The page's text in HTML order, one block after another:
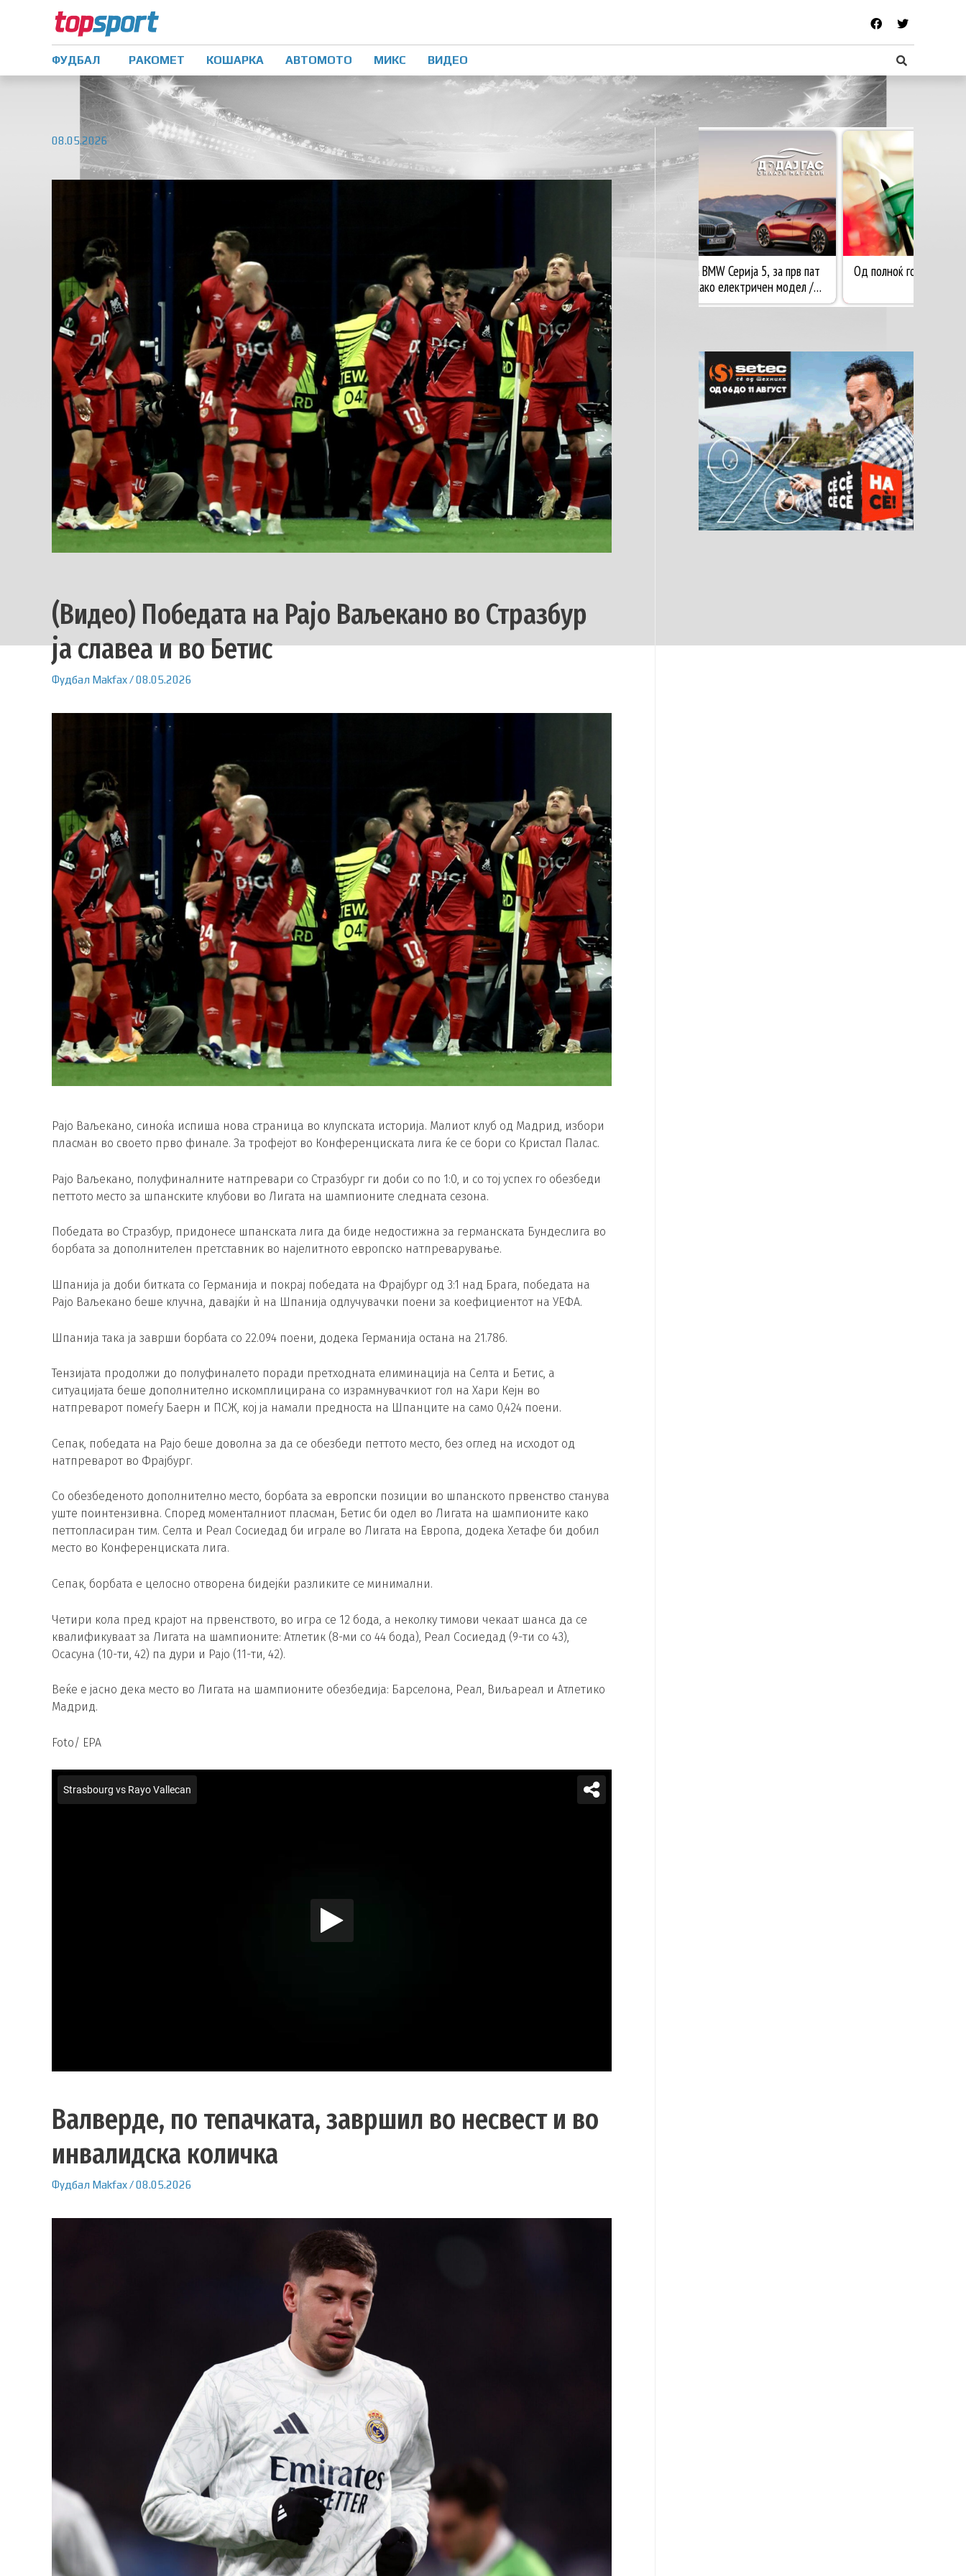
ФУДБАЛ РАКОМЕТ КОШАРКА АВТОМОТО МИКС ВИДЕО
08.05.2026
(Видео) Победата на Рајо Ваљекано во Стразбур
ја славеа и во Бетис
Фудбал Makfax/08.05.2026
Рајо Ваљекано, синоќа испиша нова страница во клупската историја. Малиот клуб од Мадрид, избори
пласман во своето прво финале. За трофејот во Конференциската лига ќе се бори со Кристал Палас.
Рајо Ваљекано, полуфиналните натпревари со Стразбург ги доби со по 1:0, и со тој успех го обезбеди
петтото место за шпанските клубови во Лигата на шампионите следната сезона.
Победата во Стразбур, придонесе шпанската лига да биде недостижна за германската Бундеслига во
борбата за дополнителен претставник во најелитното европско натпреварување.
Шпанија ја доби битката со Германија и покрај победата на Фрајбург од 3:1 над Брага, победата на
Рајо Ваљекано беше клучна, давајќи ѝ на Шпанија одлучувачки поени за коефициентот на УЕФА.
Шпанија така ја заврши борбата со 22.094 поени, додека Германија остана на 21.786.
Тензијата продолжи до полуфиналето поради претходната елиминација на Селта и Бетис, а
ситуацијата беше дополнително искомплицирана со израмнувачкиот гол на Хари Кејн во
натпреварот помеѓу Баерн и ПСЖ, кој ја намали предноста на Шпанците на само 0,424 поени.
Сепак, победата на Рајо беше доволна за да се обезбеди петтото место, без оглед на исходот од
натпреварот во Фрајбург.
Со обезбеденото дополнително место, борбата за европски позиции во шпанското првенство станува
уште поинтензивна. Според моменталниот пласман, Бетис би одел во Лигата на шампионите како
петтопласиран тим. Селта и Реал Сосиедад би играле во Лигата на Европа, додека Хетафе би добил
место во Конференциската лига.
Сепак, борбата е целосно отворена бидејќи разликите се минимални.
Четири кола пред крајот на првенството, во игра се 12 бода, а неколку тимови чекаат шанса да се
квалификуваат за Лигата на шампионите: Атлетик (8-ми со 44 бода), Реал Сосиедад (9-ти со 43),
Осасуна (10-ти, 42) па дури и Рајо (11-ти, 42).
Веќе е јасно дека место во Лигата на шампионите обезбедија: Барселона, Реал, Виљареал и Атлетико
Мадрид.
Foto/ EPA
Валверде, по тепачката, завршил во несвест и во
инвалидска количка
Фудбал Makfax/08.05.2026